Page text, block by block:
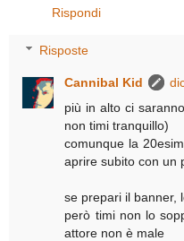
Rispondi
Risposte
Cannibal Kid
più in alto ci
non timi tranquillo)
comunque la
aprire subito con un
se prepari il banner,
però timi non lo
attore non è male